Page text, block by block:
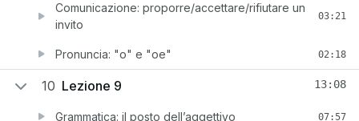
Comunicazione: proporre/accettare/rifiutare un
invito
03:21
Pronuncia: "o" e "oe" 02:18
10 Lezione 9 13:08
Grammatica: il posto dell’aggettivo 07:57